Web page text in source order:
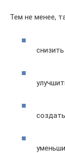
Тем не менее,